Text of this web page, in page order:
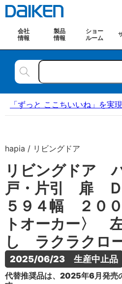
会社
情報
製品
情報
ショー
ルーム
「ずっと ここちいいね」を
hapia / リビングドア
リビングドア
戸・片引 扉
５９４幅 ２０
トオーカー〉
し ラクラクロ
2025/06/23　生産中止品
代替推奨品は、2025年6月発売